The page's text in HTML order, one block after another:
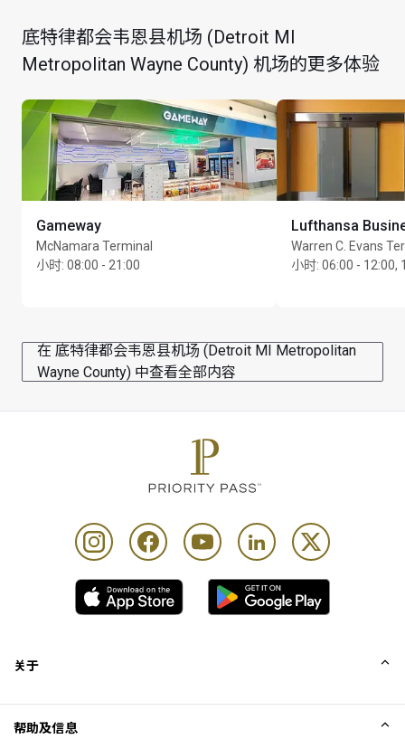
每位持卡人最多可携同 Unlimited 位同行宾客
底特律都会韦恩县机场 (Detroit MI
Metropolitan Wayne County) 机场的更多体验
Gameway
McNamara Terminal
小时: 08:00 - 21:00
Lufthansa
Warren C. Evans
小时: 06:00 - 12:00,
在 底特律都会韦恩县机场 (Detroit MI Metropolitan
Wayne County) 中查看全部内容
关于
帮助及信息